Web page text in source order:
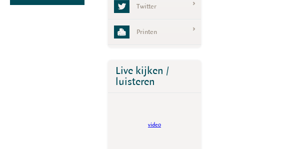
Twitter
Printen
Live kijken /
luisteren
video